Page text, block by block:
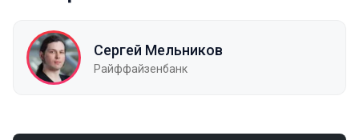
Сергей Мельников
Райффайзенбанк